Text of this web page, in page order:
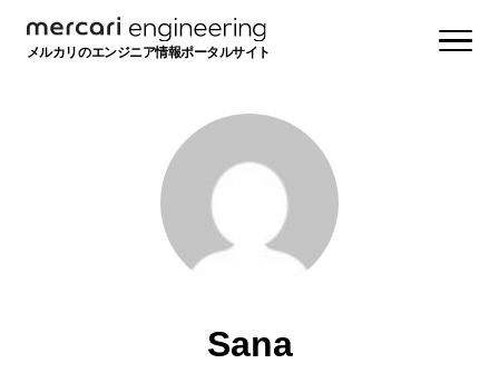
メルカリのエンジニア情報ポータルサイト
Sana